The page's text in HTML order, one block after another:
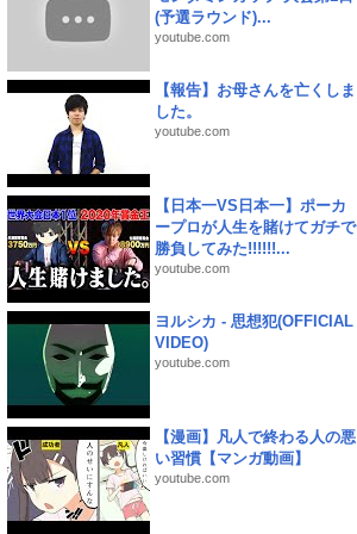
(予選ラウンド)...
youtube.com
【報告】お母さんを亡くしま
した。
youtube.com
【日本一VS日本一】ポーカ
ープロが人生を賭けてガチで
勝負してみた!!!!!!...
youtube.com
ヨルシカ - 思想犯(OFFICIAL
VIDEO)
youtube.com
【漫画】凡人で終わる人の悪
い習慣【マンガ動画】
youtube.com